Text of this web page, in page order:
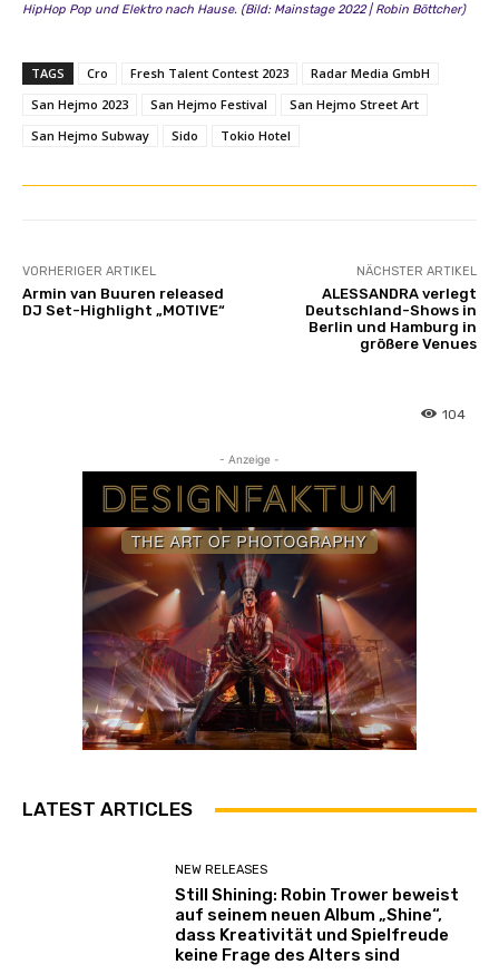
n
HipHop Pop und Elektro nach Hause. (Bild: Mainstage 2022 | Robin Böttcher)
TAGS Cro Fresh Talent Contest 2023
Radar Media GmbH
San Hejmo 2023
San Hejmo Festival
San Hejmo Street Art
San Hejmo Subway
Sido Tokio Hotel
VORHERIGER ARTIKEL
Armin van Buuren released
DJ Set-Highlight „MOTIVE“
NÄCHSTER ARTIKEL
ALESSANDRA verlegt
Deutschland-Shows in
Berlin und Hamburg in
größere Venues
104
- Anzeige -
LATEST ARTICLES
NEW RELEASES
Still Shining: Robin Trower beweist
auf seinem neuen Album „Shine“,
dass Kreativität und Spielfreude
keine Frage des Alters sind